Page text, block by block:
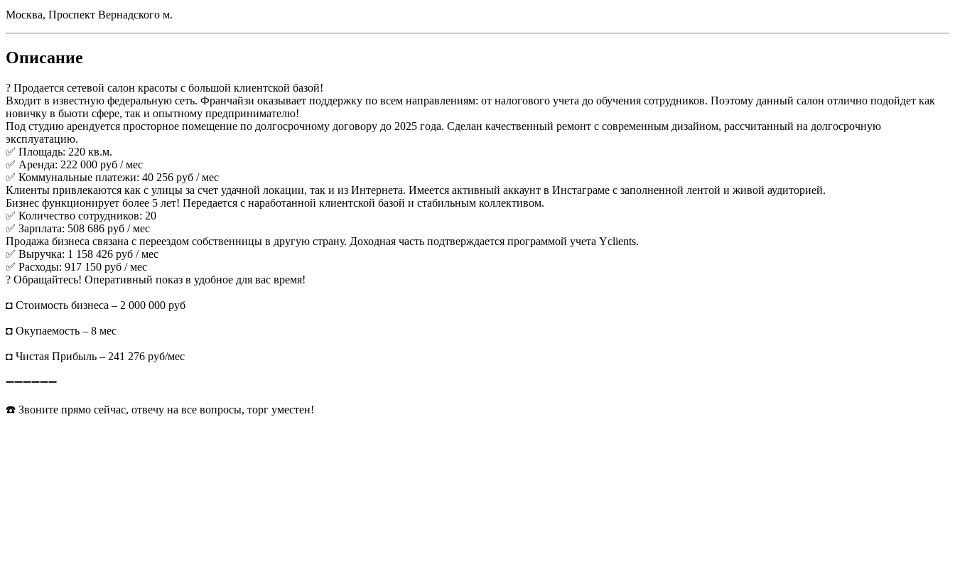
Москва, Проспект Вернадского м.
Описание
? Продается сетевой салон красоты с большой клиентской базой!
Входит в известную федеральную сеть. Франчайзи оказывает поддержку по всем направлениям: от налогового учета до обучения сотрудников. Поэтому данный салон отлично подойдет как
новичку в бьюти сфере, так и опытному предпринимателю!
Под студию арендуется просторное помещение по долгосрочному договору до 2025 года. Сделан качественный ремонт с современным дизайном, рассчитанный на долгосрочную
эксплуатацию.
✅ Площадь: 220 кв.м.
✅ Аренда: 222 000 руб / мес
✅ Коммунальные платежи: 40 256 руб / мес
Клиенты привлекаются как с улицы за счет удачной локации, так и из Интернета. Имеется активный аккаунт в Инстаграме с заполненной лентой и живой аудиторией.
Бизнес функционирует более 5 лет! Передается с наработанной клиентской базой и стабильным коллективом.
✅ Количество сотрудников: 20
✅ Зарплата: 508 686 руб / мес
Продажа бизнеса связана с переездом собственницы в другую страну. Доходная часть подтверждается программой учета Yclients.
✅ Выручка: 1 158 426 руб / мес
✅ Расходы: 917 150 руб / мес
? Обращайтесь! Оперативный показ в удобное для вас время!
◘ Стоимость бизнеса – 2 000 000 руб
◘ Окупаемость – 8 мес
◘ Чистая Прибыль – 241 276 руб/мес
➖➖➖➖➖➖
☎️ Звоните прямо сейчас, отвечу на все вопросы, торг уместен!